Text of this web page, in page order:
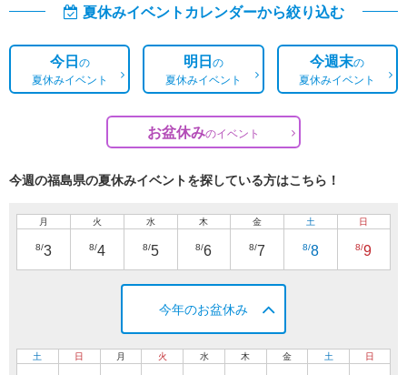
夏休みイベントカレンダーから絞り込む
今日の
夏休みイベント
明日の
夏休みイベント
今週末の
夏休みイベント
お盆休みのイベント
今週の福島県の夏休みイベントを探している方はこちら！
月
8/3
火
8/4
水
8/5
木
8/6
金
8/7
土
8/8
日
8/9
今年のお盆休み
土 日 月 火 水 木 金 土 日